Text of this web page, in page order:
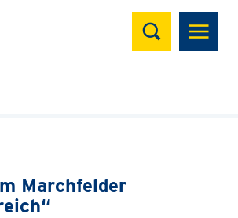
Suchen
Marchfelder